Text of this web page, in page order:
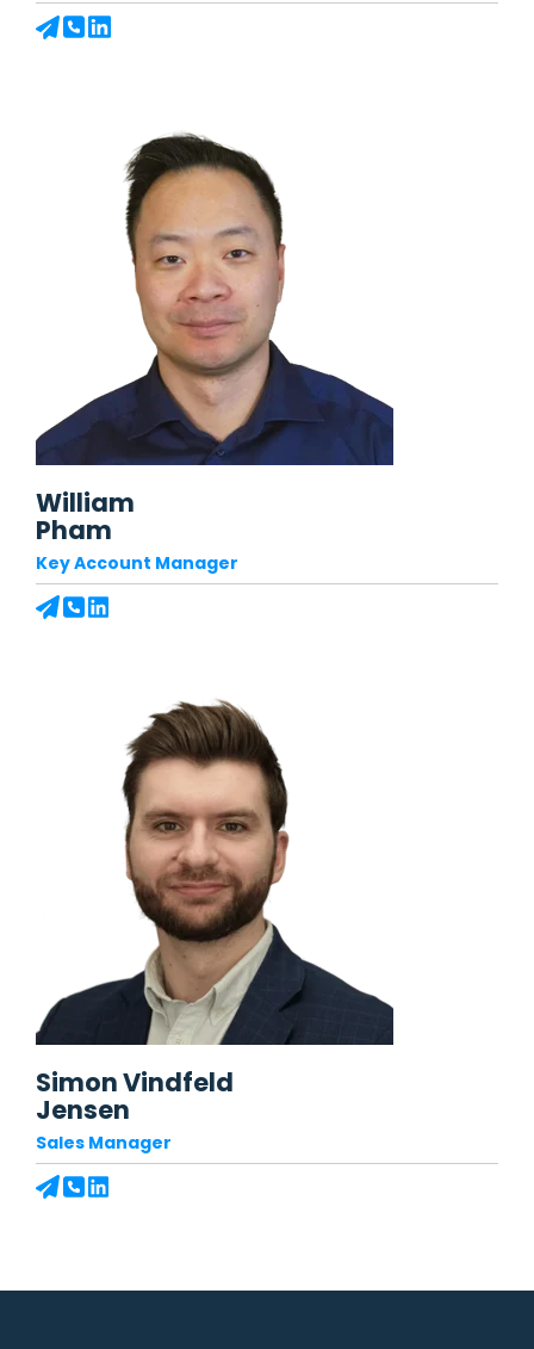
William
Pham
Key Account Manager
Simon Vindfeld
Jensen
Sales Manager